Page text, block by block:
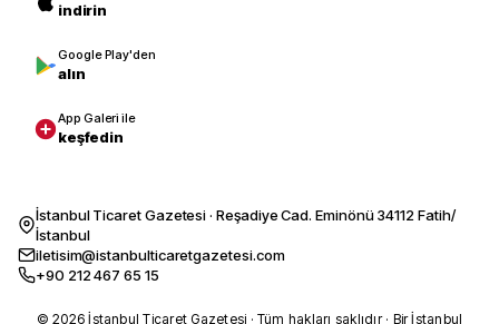
indirin
Google Play'den
alın
App Galeri ile
keşfedin
İstanbul Ticaret Gazetesi · Reşadiye Cad. Eminönü 34112 Fatih/
İstanbul
iletisim@istanbulticaretgazetesi.com
+90 212 467 65 15
© 2026 İstanbul Ticaret Gazetesi · Tüm hakları saklıdır · Bir İstanbul